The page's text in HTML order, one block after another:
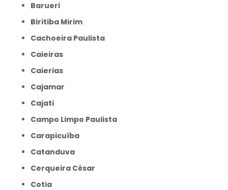
Barueri
Biritiba Mirim
Cachoeira Paulista
Caieiras
Caierias
Cajamar
Cajati
Campo Limpo Paulista
Carapicuíba
Catanduva
Cerqueira César
Cotia